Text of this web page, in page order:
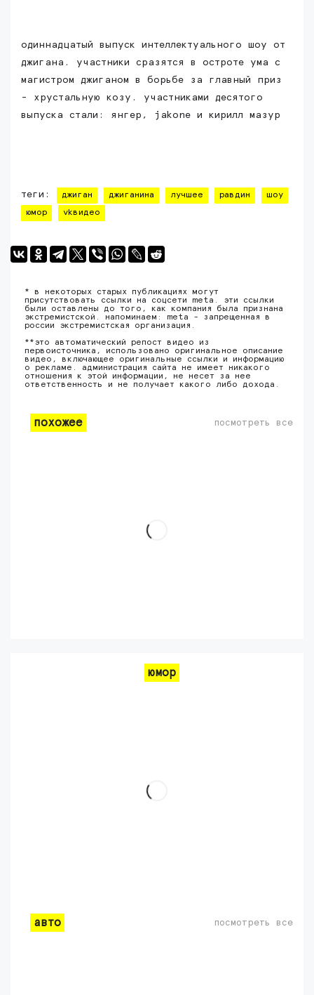
одиннадцатый выпуск интеллектуального шоу от
джигана. участники сразятся в остроте ума с
магистром джиганом в борьбе за главный приз
- хрустальную козу. участниками десятого
выпуска стали: янгер, jakone и кирилл мазур
теги: джиган джиганина лучшее равдин шоу
юмор vkвидео
* в некоторых старых публикациях могут
присутствовать ссылки на соцсети meta. эти ссылки
были оставлены до того, как компания была признана
экстремистской. напоминаем: meta - запрещенная в
россии экстремистская организация.
**это автоматический репост видео из
первоисточника, использовано оригинальное описание
видео, включающее оригинальные ссылки и информацию
о рекламе. администрация сайта не имеет никакого
отношения к этой информации, не несет за нее
ответственность и не получает какого либо дохода.
похожее посмотреть все
юмор
авто посмотреть все